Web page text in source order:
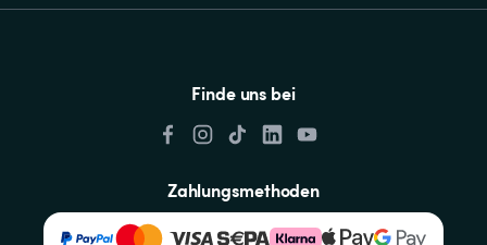
Finde uns bei
Zahlungsmethoden